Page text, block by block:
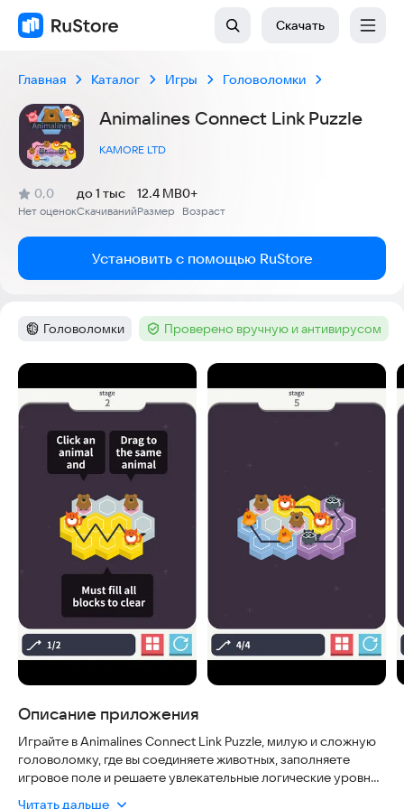
Скачать
Главная Каталог Игры Головоломки
Animalines Connect Link Puzzle
KAMORE LTD
Рейтинг:
0,0
(
Нет оценок
)
Скачиваний
до 1 тыс
Размер
12.4 MB
Возраст
0+
Установить с помощью RuStore
Категория:
Головоломки Тег :Проверено вручную и антивирусом
Скриншоты
Описание приложения
Играйте в Animalines Connect Link Puzzle, милую и сложную
головоломку, где вы соединяете животных, заполняете
игровое поле и решаете увлекательные логические уровни!
Читать дальше